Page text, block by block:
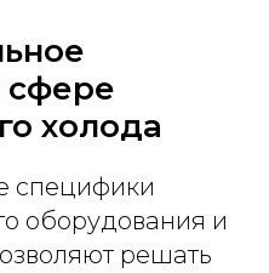
сфере
холода
специфики
оборудования и
решать